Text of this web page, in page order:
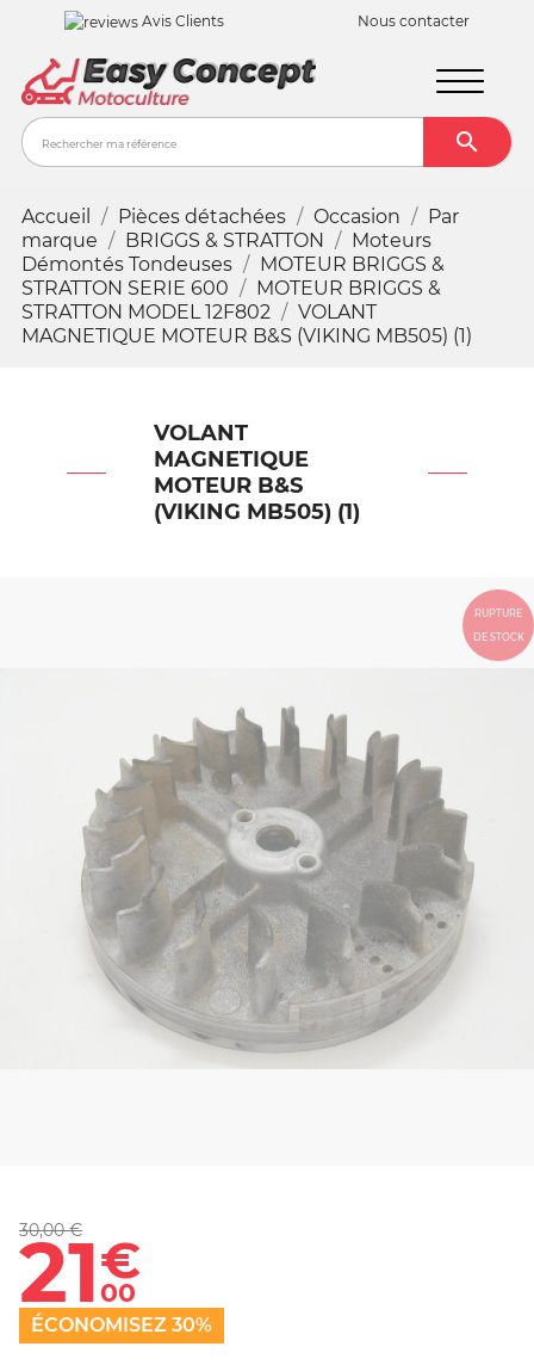
Avis Clients Nous contacter

Accueil Pièces détachées Occasion
Par
marque
BRIGGS & STRATTON
Moteurs
Démontés Tondeuses
MOTEUR BRIGGS &
STRATTON SERIE 600
MOTEUR BRIGGS &
STRATTON MODEL 12F802
VOLANT
MAGNETIQUE MOTEUR B&S (VIKING MB505) (1)
VOLANT
MAGNETIQUE
MOTEUR B&S
(VIKING MB505) (1)
RUPTURE
DE STOCK
30,00 €
21€
00
ÉCONOMISEZ 30%